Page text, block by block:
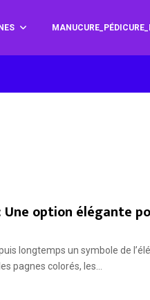
Une option élégante
longtemps un symbole de
pagnes colorés, les...